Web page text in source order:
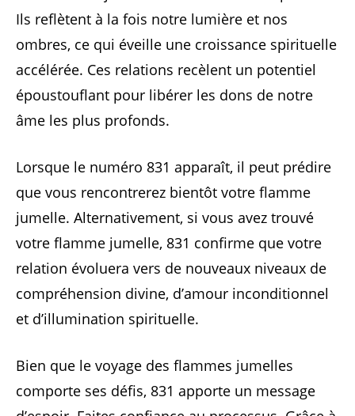
Ils reflètent à la fois notre lumière et nos
ombres, ce qui éveille une croissance spirituelle
accélérée. Ces relations recèlent un potentiel
époustouflant pour libérer les dons de notre
âme les plus profonds.
Lorsque le numéro 831 apparaît, il peut prédire
que vous rencontrerez bientôt votre flamme
jumelle. Alternativement, si vous avez trouvé
votre flamme jumelle, 831 confirme que votre
relation évoluera vers de nouveaux niveaux de
compréhension divine, d’amour inconditionnel
et d’illumination spirituelle.
Bien que le voyage des flammes jumelles
comporte ses défis, 831 apporte un message